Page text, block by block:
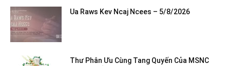
Ua Raws Kev Ncaj Ncees – 5/8/2026
Thư Phân Ưu Cùng Tang Quyến Của MSNC